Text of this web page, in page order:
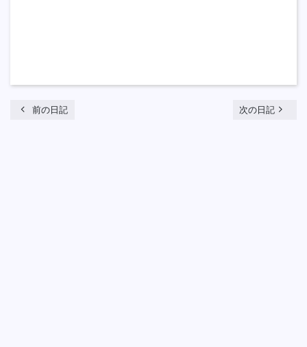
chevron_left 前の日記 次の日記 navigate_next